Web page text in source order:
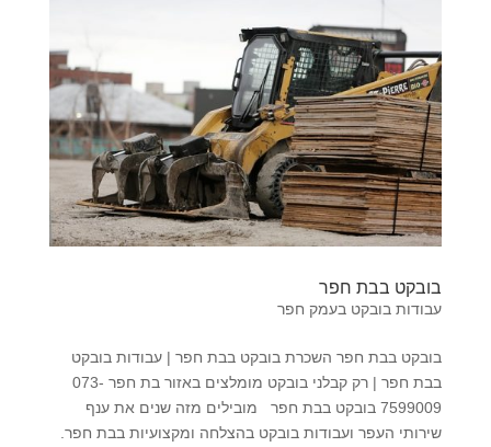
בובקט בבת חפר
עבודות בובקט בעמק חפר
בובקט בבת חפר השכרת בובקט בבת חפר | עבודות בובקט
בבת חפר | רק קבלני בובקט מומלצים באזור בת חפר 073-
7599009 בובקט בבת חפר מובילים מזה שנים את ענף
שירותי העפר ועבודות בובקט בהצלחה ומקצועיות בבת חפר.